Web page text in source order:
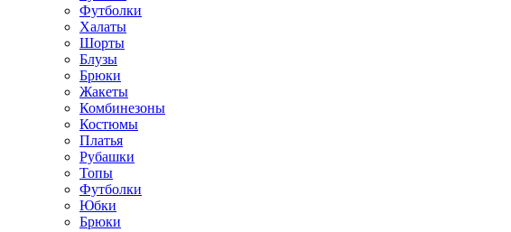
Футболки
Халаты
Шорты
Блузы
Брюки
Жакеты
Комбинезоны
Костюмы
Платья
Рубашки
Топы
Футболки
Юбки
Брюки